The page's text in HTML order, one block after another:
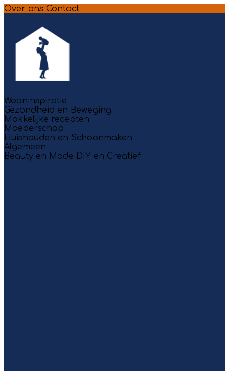
Over ons Contact
Wooninspiratie
Gezondheid en Beweging
Makkelijke recepten
Moederschap
Huishouden en Schoonmaken
Algemeen
Beauty en Mode
DIY en Creatief